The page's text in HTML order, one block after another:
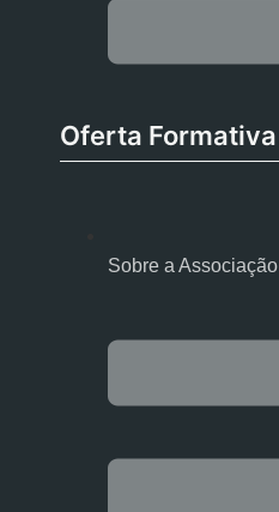
Sobre a Associação
Oferta Formativa